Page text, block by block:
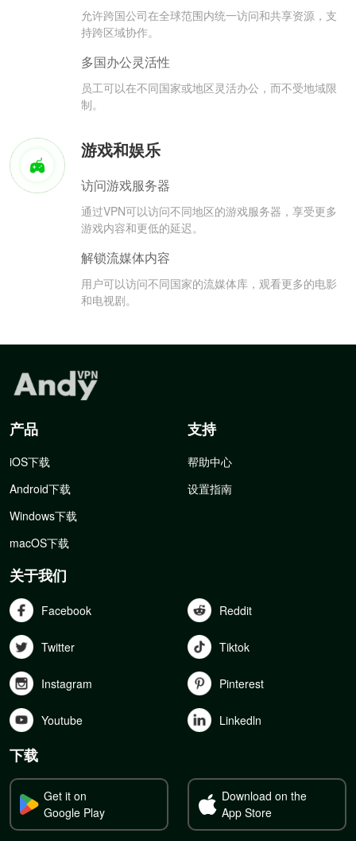
允许跨国公司在全球范围内统一访问和共享资源，支
持跨区域协作。
多国办公灵活性
员工可以在不同国家或地区灵活办公，而不受地域限
制。
游戏和娱乐
访问游戏服务器
通过VPN可以访问不同地区的游戏服务器，享受更多
游戏内容和更低的延迟。
解锁流媒体内容
用户可以访问不同国家的流媒体库，观看更多的电影
和电视剧。
产品
iOS下载
Android下载
Windows下载
macOS下载
支持
帮助中心
设置指南
关于我们
Facebook Reddit
Twitter Tiktok
Instagram Pinterest
Youtube Linkedln
下载
Get it on
Google Play
Download on the
App Store